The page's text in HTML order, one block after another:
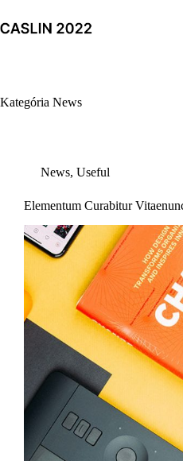
to
content
Kategória News
News, Useful
Elementum Curabitur